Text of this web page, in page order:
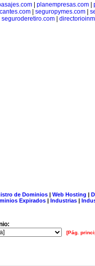
planempresas.com
| seguropymes.com|
seguroderetiro.com|
de Dominios| Web Hosting |
Expirados | Industrias |
[Pág.